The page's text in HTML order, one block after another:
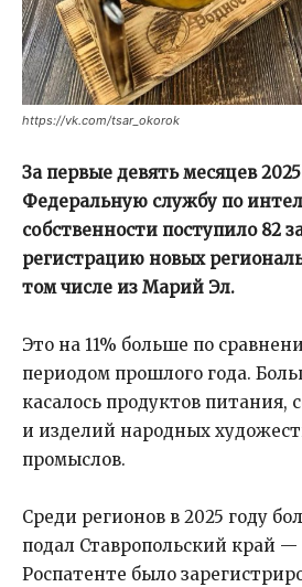
https://vk.com/tsar_okorok
За первые девять месяцев
Федеральную службу по
собственности поступило 82
регистрацию новых
том числе из Марий Эл.
Это на 11% больше по
периодом прошлого года.
касалось продуктов питания,
и изделий народных
промыслов.
Среди регионов в 2025 году
подал Ставропольский край
Роспатенте было